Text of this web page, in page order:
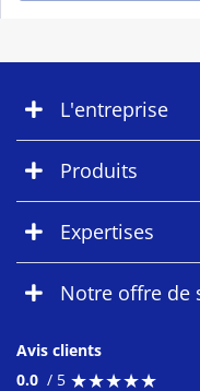
L'entreprise
Produits
Expertises
Notre offre de
Avis clients
0.0 / 5 ★★★★★
★★★★★